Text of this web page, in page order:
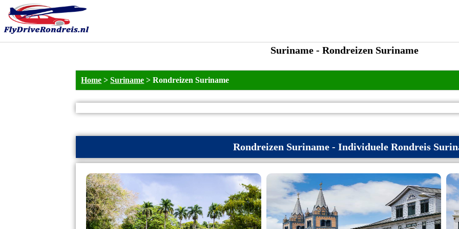
Suriname - Rondreizen Suriname
Home >Suriname >Rondreizen Suriname
Rondreizen Suriname - Individuele Rondreis